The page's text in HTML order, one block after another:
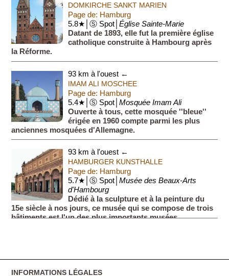
DOMKIRCHE SANKT MARIEN
Page de: Hamburg
5.8★│Ⓢ Spot│Église Sainte-Marie
Datant de 1893, elle fut la première église
catholique construite à Hambourg après
la Réforme.
93 km à l'ouest ←
IMAM ALI MOSCHEE
Page de: Hamburg
5.4★│Ⓢ Spot│Mosquée Imam Ali
Ouverte à tous, cette mosquée ''bleue''
érigée en 1960 compte parmi les plus
anciennes mosquées d'Allemagne.
93 km à l'ouest ←
HAMBURGER KUNSTHALLE
Page de: Hamburg
5.7★│Ⓢ Spot│Musée des Beaux-Arts
d'Hambourg
Dédié à la sculpture et à la peinture du
15e siècle à nos jours, ce musée qui se compose de trois
bâtiments est l'un des plus importants musées
INFORMATIONS LÉGALES